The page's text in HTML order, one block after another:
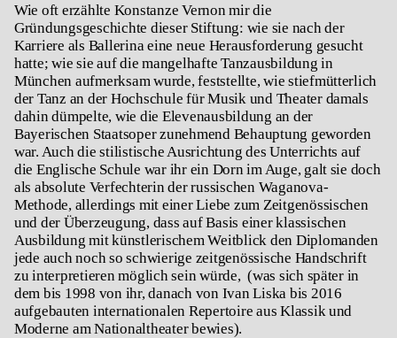
Wie oft erzählte Konstanze Vernon mir die
Gründungsgeschichte dieser Stiftung: wie sie nach der
Karriere als Ballerina eine neue Herausforderung gesucht
hatte; wie sie auf die mangelhafte Tanzausbildung in
München aufmerksam wurde, feststellte, wie stiefmütterlich
der Tanz an der Hochschule für Musik und Theater damals
dahin dümpelte, wie die Elevenausbildung an der
Bayerischen Staatsoper zunehmend Behauptung geworden
war. Auch die stilistische Ausrichtung des Unterrichts auf
die Englische Schule war ihr ein Dorn im Auge, galt sie doch
als absolute Verfechterin der russischen Waganova-
Methode, allerdings mit einer Liebe zum Zeitgenössischen
und der Überzeugung, dass auf Basis einer klassischen
Ausbildung mit künstlerischem Weitblick den Diplomanden
jede auch noch so schwierige zeitgenössische Handschrift
zu interpretieren möglich sein würde, (was sich später in
dem bis 1998 von ihr, danach von Ivan Liska bis 2016
aufgebauten internationalen Repertoire aus Klassik und
Moderne am Nationaltheater bewies).